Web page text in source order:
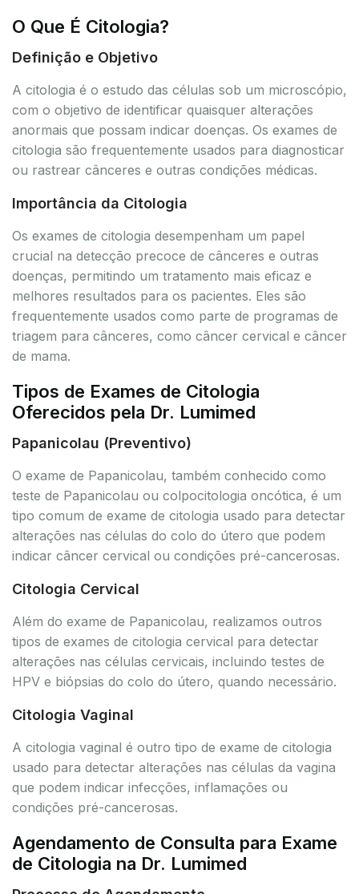
O Que É Citologia?
Definição e Objetivo
A citologia é o estudo das células sob um microscópio,
com o objetivo de identificar quaisquer alterações
anormais que possam indicar doenças. Os exames de
citologia são frequentemente usados para diagnosticar
ou rastrear cânceres e outras condições médicas.
Importância da Citologia
Os exames de citologia desempenham um papel
crucial na detecção precoce de cânceres e outras
doenças, permitindo um tratamento mais eficaz e
melhores resultados para os pacientes. Eles são
frequentemente usados como parte de programas de
triagem para cânceres, como câncer cervical e câncer
de mama.
Tipos de Exames de Citologia
Oferecidos pela Dr. Lumimed
Papanicolau (Preventivo)
O exame de Papanicolau, também conhecido como
teste de Papanicolau ou colpocitologia oncótica, é um
tipo comum de exame de citologia usado para detectar
alterações nas células do colo do útero que podem
indicar câncer cervical ou condições pré-cancerosas.
Citologia Cervical
Além do exame de Papanicolau, realizamos outros
tipos de exames de citologia cervical para detectar
alterações nas células cervicais, incluindo testes de
HPV e biópsias do colo do útero, quando necessário.
Citologia Vaginal
A citologia vaginal é outro tipo de exame de citologia
usado para detectar alterações nas células da vagina
que podem indicar infecções, inflamações ou
condições pré-cancerosas.
Agendamento de Consulta para Exame
de Citologia na Dr. Lumimed